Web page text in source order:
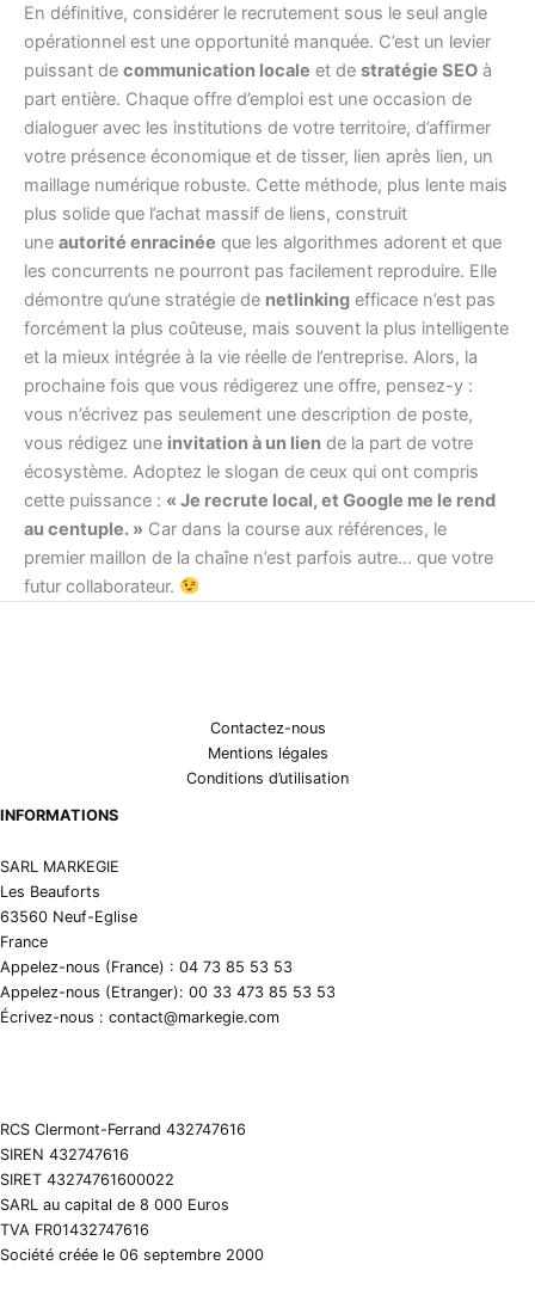
En définitive, considérer le recrutement sous le seul angle
opérationnel est une opportunité manquée. C’est un levier
puissant de communication locale et de stratégie SEO à
part entière. Chaque offre d’emploi est une occasion de
dialoguer avec les institutions de votre territoire, d’affirmer
votre présence économique et de tisser, lien après lien, un
maillage numérique robuste. Cette méthode, plus lente mais
plus solide que l’achat massif de liens, construit
une autorité enracinée que les algorithmes adorent et que
les concurrents ne pourront pas facilement reproduire. Elle
démontre qu’une stratégie de netlinking efficace n’est pas
forcément la plus coûteuse, mais souvent la plus intelligente
et la mieux intégrée à la vie réelle de l’entreprise. Alors, la
prochaine fois que vous rédigerez une offre, pensez-y :
vous n’écrivez pas seulement une description de poste,
vous rédigez une invitation à un lien de la part de votre
écosystème. Adoptez le slogan de ceux qui ont compris
cette puissance : « Je recrute local, et Google me le rend
au centuple. » Car dans la course aux références, le
premier maillon de la chaîne n’est parfois autre… que votre
futur collaborateur.
Contactez-nous
Mentions légales
Conditions d’utilisation
INFORMATIONS
SARL MARKEGIE
Les Beauforts
63560 Neuf-Eglise
France
Appelez-nous (France) : 04 73 85 53 53
Appelez-nous (Etranger): 00 33 473 85 53 53
Écrivez-nous : contact@markegie.com
RCS Clermont-Ferrand 432747616
SIREN 432747616
SIRET 43274761600022
SARL au capital de 8 000 Euros
TVA FR01432747616
Société créée le 06 septembre 2000